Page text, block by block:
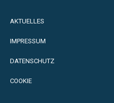
AKTUELLES
IMPRESSUM
DATENSCHUTZ
COOKIE